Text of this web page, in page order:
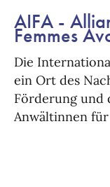
AIFA -
Femmes
Die
ein Ort des
Förderung und
Anwältinnen